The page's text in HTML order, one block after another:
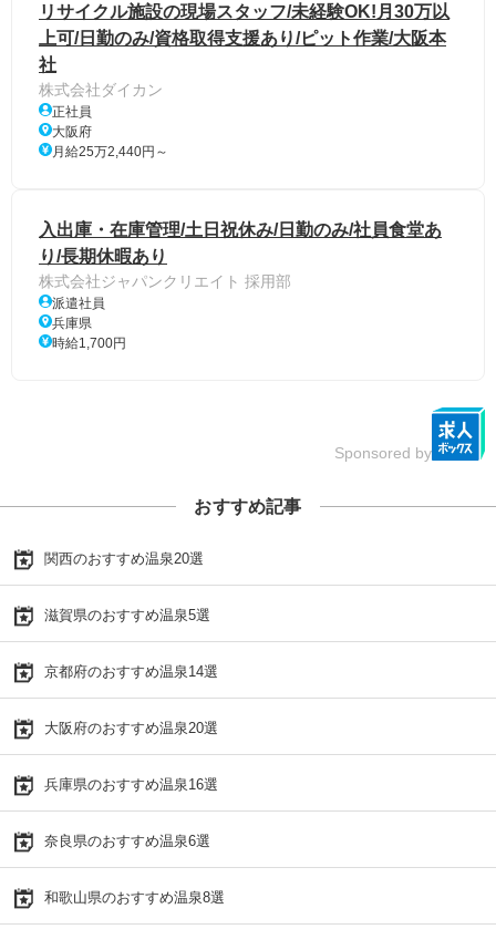
リサイクル施設の現場スタッフ/未経験OK!月30万以
上可/日勤のみ/資格取得支援あり/ピット作業/大阪本
社
株式会社ダイカン
正社員
大阪府
月給25万2,440円～
入出庫・在庫管理/土日祝休み/日勤のみ/社員食堂あ
り/長期休暇あり
株式会社ジャパンクリエイト 採用部
派遣社員
兵庫県
時給1,700円
Sponsored by
おすすめ記事
関西のおすすめ温泉20選
滋賀県のおすすめ温泉5選
京都府のおすすめ温泉14選
大阪府のおすすめ温泉20選
兵庫県のおすすめ温泉16選
奈良県のおすすめ温泉6選
和歌山県のおすすめ温泉8選